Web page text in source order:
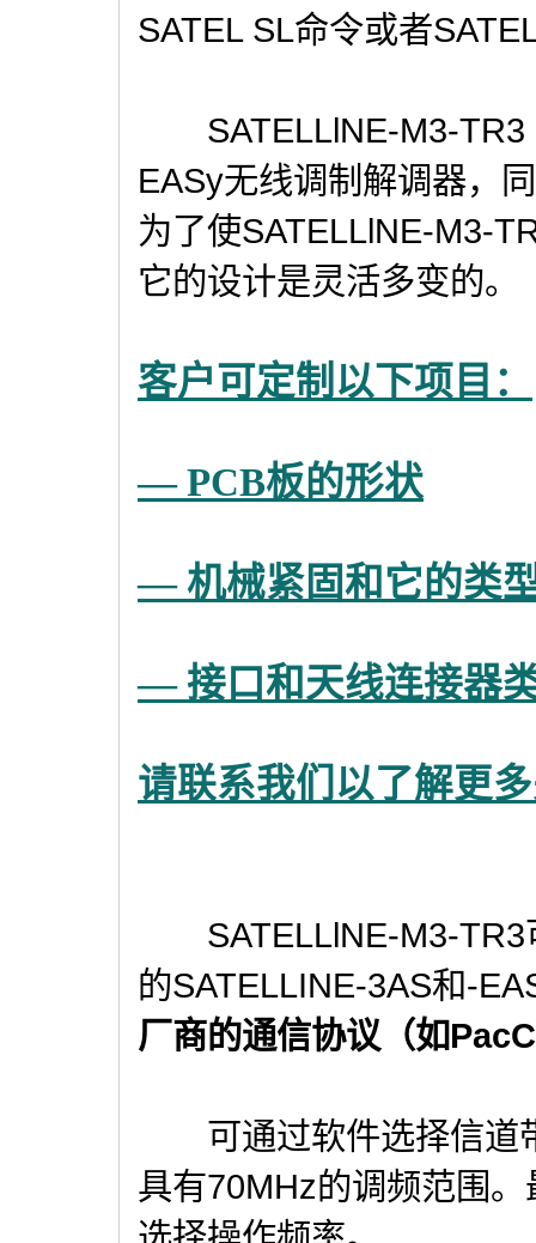
SATEL SL命令或者
SATELLlNE-M3-TR3
EASy无线调制解调器，
为了使SATELLlNE-M3-
它的设计是灵活多变的。
客户可定制以下项目：
— PCB板的形状
— 机械紧固和它的类
— 接口和天线连接器
请联系我们以了解更
SATELLlNE-M3-TR3
的SATELLINE-3AS和-
厂商的通信协议（如
可通过软件选择信道
具有70MHz的调频范围